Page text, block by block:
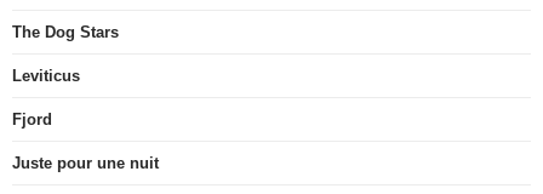
The Dog Stars
Leviticus
Fjord
Juste pour une nuit